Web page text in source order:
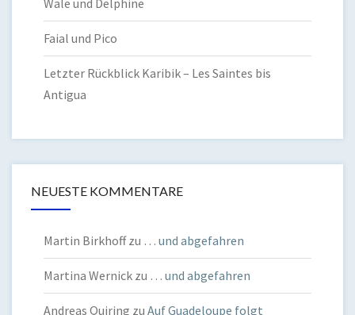
Faial und Pico
Letzter Rückblick Karibik – Les Saintes bis
Antigua
NEUESTE KOMMENTARE
Martin Birkhoffzu … und abgefahren
Martina Wernick zu … und abgefahren
Andreas Quiring zu Auf Guadeloupe folgt